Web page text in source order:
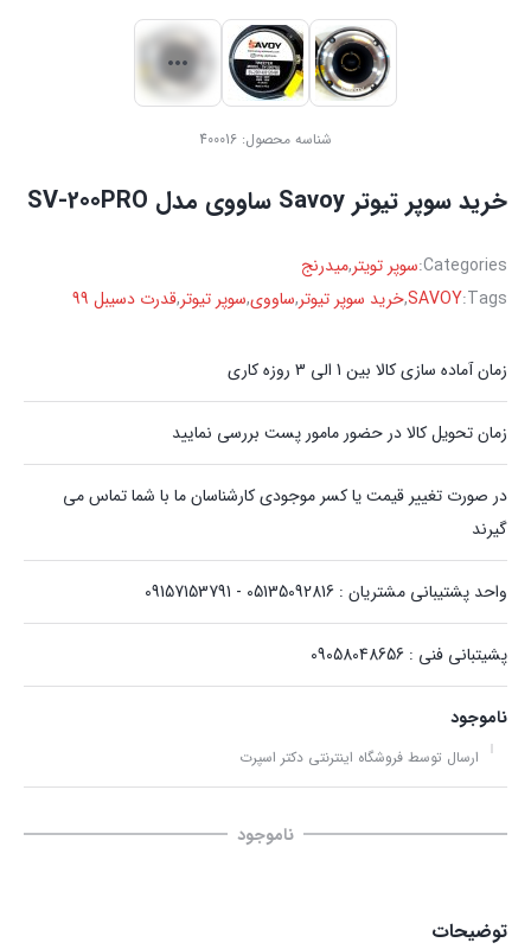
شناسه محصول: 400016
خرید سوپر تیوتر Savoy ساووی مدل SV-200PRO
Categories: سوپر تویتر,میدرنج
Tags:
SAVOY
,خرید سوپر تیوتر,ساووی,سوپر تیوتر,قدرت دسیبل 99
زمان آماده سازی کالا بین 1 الی 3 روزه کاری
زمان تحویل کالا در حضور مامور پست بررسی نمایید
در صورت تغییر قیمت یا کسر موجودی کارشناسان ما با شما تماس می
گیرند
واحد پشتیبانی مشتریان : 05135092816 - 09157153791
پشیتبانی فنی : 09058048656
ناموجود
ارسال توسط فروشگاه اینترنتی دکتر اسپرت
ناموجود
توضیحات